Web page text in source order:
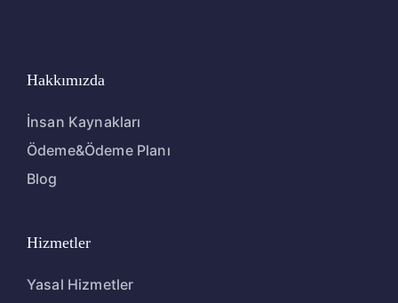
Hakkımızda
İnsan Kaynakları
Ödeme&Ödeme Planı
Blog
Hizmetler
Yasal Hizmetler